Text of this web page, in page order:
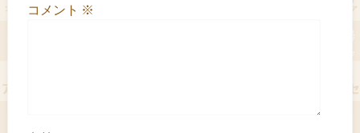
コメント ※